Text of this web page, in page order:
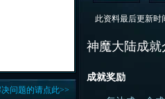
问题的请点此>>
此资料最后更新时
神魔大陆成就
成就奖励